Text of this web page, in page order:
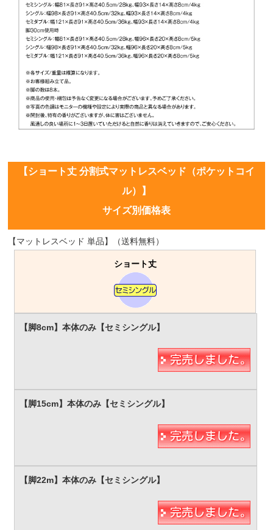
【ショート丈 分割式マットレスベッド（ポケットコイ
ル）】
サイズ別価格表
【マットレスベッド 単品】（送料無料）
ショート丈